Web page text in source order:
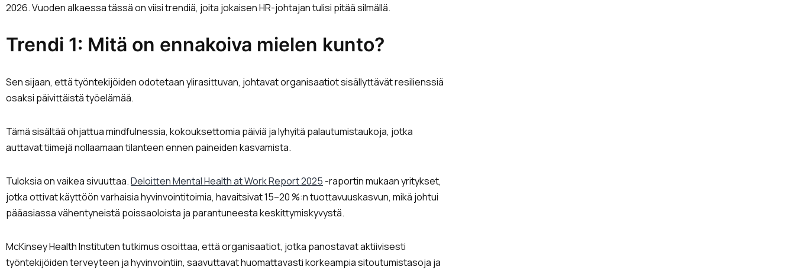
2026. Vuoden alkaessa tässä on viisi trendiä, joita jokaisen HR-johtajan tulisi pitää silmällä.
Trendi 1: Mitä on ennakoiva mielen kunto?
Sen sijaan, että työntekijöiden odotetaan ylirasittuvan, johtavat organisaatiot sisällyttävät resilienssiä
osaksi päivittäistä työelämää.
Tämä sisältää ohjattua mindfulnessia, kokouksettomia päiviä ja lyhyitä palautumistaukoja, jotka
auttavat tiimejä nollaamaan tilanteen ennen paineiden kasvamista.
Tuloksia on vaikea sivuuttaa.Deloitten Mental Health at Work Report 2025 -raportin mukaan yritykset,
jotka ottivat käyttöön varhaisia hyvinvointitoimia, havaitsivat 15–20 %:n tuottavuuskasvun, mikä johtui
pääasiassa vähentyneistä poissaoloista ja parantuneesta keskittymiskyvystä.
McKinsey Health Instituten tutkimus osoittaa, että organisaatiot, jotka panostavat aktiivisesti
työntekijöiden terveyteen ja hyvinvointiin, saavuttavat huomattavasti korkeampia sitoutumistasoja ja